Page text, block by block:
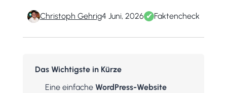
Christoph Gehrig4 Juni, 2026 ✔ Faktencheck
Das Wichtigste in Kürze
Eine einfache WordPress-Website